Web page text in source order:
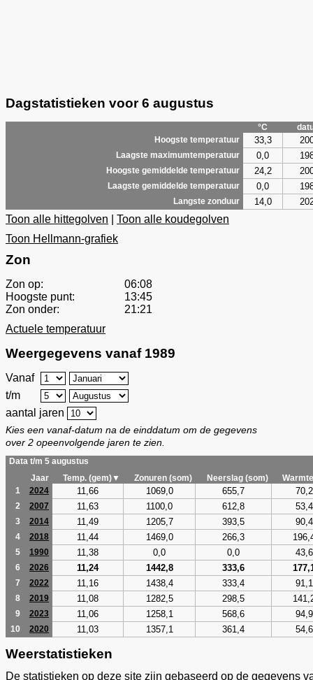
Dagstatistieken voor 6 augustus
°C
Hoogste temperatuur
33,3
Laagste maximumtemperatuur 0,0
Hoogste gemiddelde temperatuur 24,2
Laagste gemiddelde temperatuur 0,0
Langste zonduur 14,0
Toon alle hittegolven
Toon alle koudegolven
Toon Hellmann-grafiek
Zon
Zon op:
06:08
Hoogste punt:
13:45
Zon onder:
21:21
Actuele temperatuur
Weergegevens vanaf 1989
Vanaf
t/m
aantal jaren
Kies een vanaf-datum na de einddatum om de gegevens
over 2 opeenvolgende jaren te zien.
Data t/m 5 augustus
Jaar
Temp. (gem)▼ Zonuren (som) Neerslag (som)
1
2024 11,66 1069,0 655,7 70,2
2 2007 11,63 1100,0 612,8 53,4
3 2014 11,49 1205,7 393,5 90,4
4 2018 11,44 1469,0 266,3
5 1990 11,38 0,0 0,0 43,6
6 2026 11,24 1442,8 333,6
7 2022 11,16 1438,4 333,4 91,1
8 2019 11,08 1282,5 298,5
9 2023 11,06 1258,1 568,6 94,9
10 2020 11,03 1357,1 361,4 54,6
Weerstatistieken
De statistieken op deze site zijn gebaseerd op de gegevens